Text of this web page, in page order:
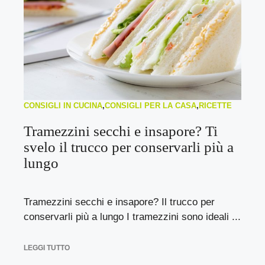
CONSIGLI IN CUCINA,CONSIGLI PER LA CASA, RICETTE
Tramezzini secchi e insapore? Ti
svelo il trucco per conservarli più a
lungo
Tramezzini secchi e insapore? Il trucco per
conservarli più a lungo I tramezzini sono ideali ...
LEGGI TUTTO